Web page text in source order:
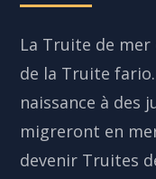
La Truite de
de la Truite
naissance à des
migreront en
devenir Truites